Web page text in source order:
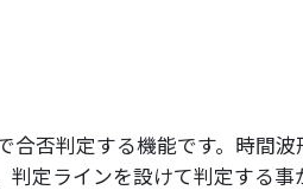
合否判定する機能です。時間
判定ラインを設けて判定する事